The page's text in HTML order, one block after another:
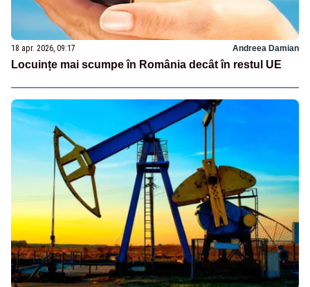
18 apr. 2026, 09:17 Andreea Damian
Locuințe mai scumpe în România decât în restul UE